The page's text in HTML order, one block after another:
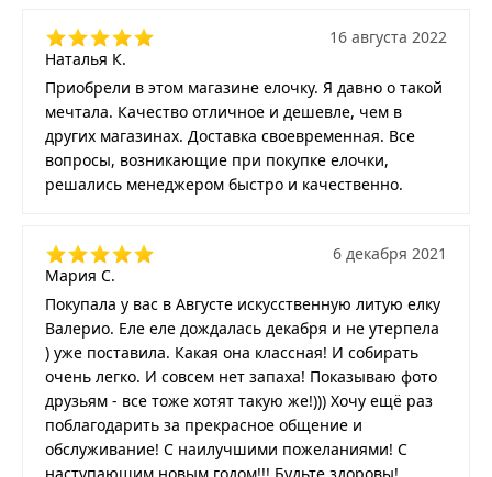
Наталья К.
16 августа 2022
Приобрели в этом магазине елочку. Я давно о такой
мечтала. Качество отличное и дешевле, чем в
других магазинах. Доставка своевременная. Все
вопросы, возникающие при покупке елочки,
решались менеджером быстро и качественно.
Мария С.
6 декабря 2021
Покупала у вас в Августе искусственную литую елку
Валерио. Еле еле дождалась декабря и не утерпела
) уже поставила. Какая она классная! И собирать
очень легко. И совсем нет запаха! Показываю фото
друзьям - все тоже хотят такую же!))) Хочу ещё раз
поблагодарить за прекрасное общение и
обслуживание! С наилучшими пожеланиями! С